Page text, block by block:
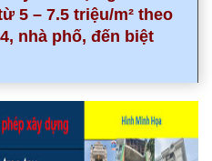
5 – 7.5 triệu/m² theo
nhà phố, đến biệt